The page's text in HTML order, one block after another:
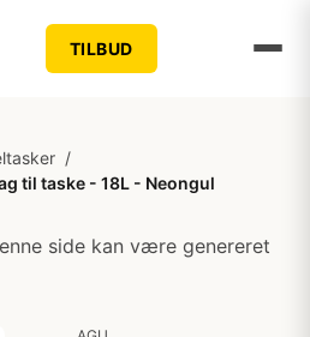
TILBUD
/
til taske - 18L - Neongul
side kan være genereret